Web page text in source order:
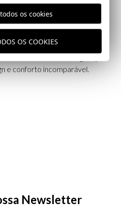
peças com acabamento
garantia de qualidade que
e conforto incomparável.
Newsletter
os cookies
OS COOKIES